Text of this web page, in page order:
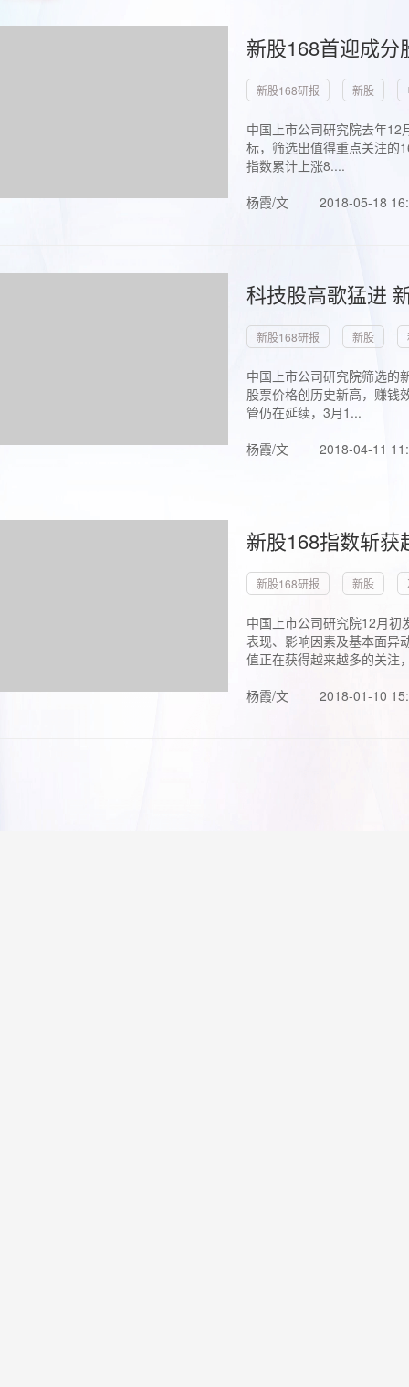
新股168首迎成
新股168研报 新股
中国上市公司研究院去年
标，筛选出值得重点关注的
指数累计上涨8....
杨霞/文
2018-05-18
科技股高歌猛进
新股168研报 新股
中国上市公司研究院筛选的
股票价格创历史新高，赚钱
管仍在延续，3月1...
杨霞/文
2018-04-11
新股168指数斩
新股168研报 新股
中国上市公司研究院12月初
表现、影响因素及基本面异
值正在获得越来越多的关注
杨霞/文
2018-01-10